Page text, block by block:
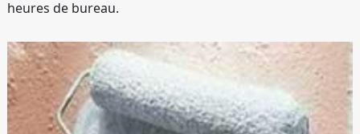
heures de bureau.